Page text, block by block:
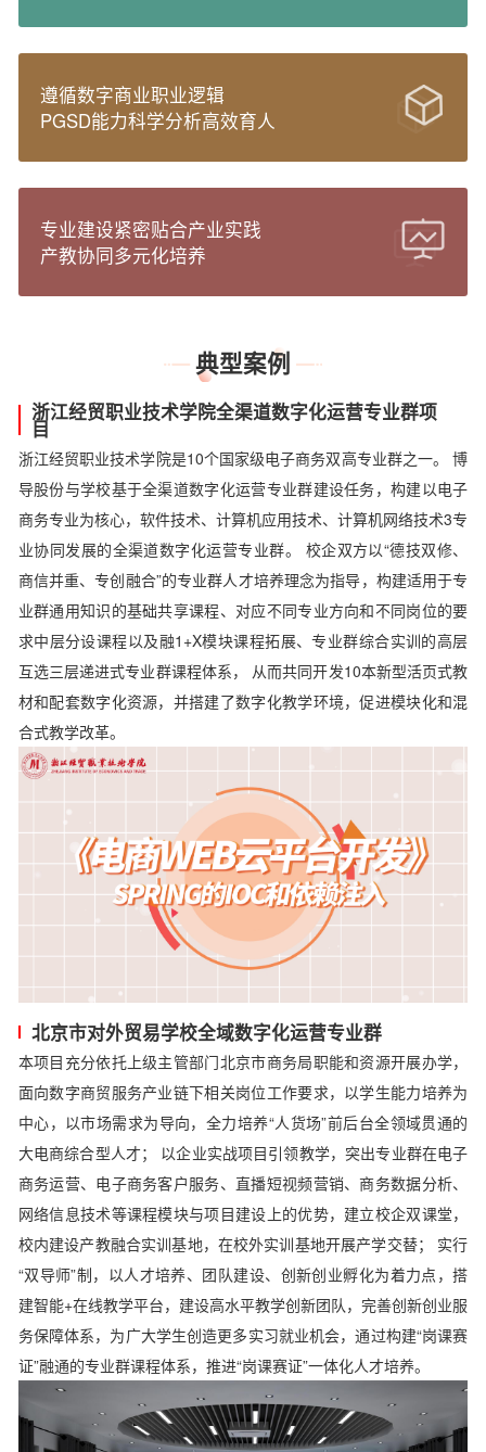
遵循数字商业职业逻辑
PGSD能力科学分析高效育人
专业建设紧密贴合产业实践
产教协同多元化培养
典型案例
浙江经贸职业技术学院全渠道数字化运营专业群项
目
浙江经贸职业技术学院是10个国家级电子商务双高专业群之一。 博
导股份与学校基于全渠道数字化运营专业群建设任务，构建以电子
商务专业为核心，软件技术、计算机应用技术、计算机网络技术3专
业协同发展的全渠道数字化运营专业群。 校企双方以“德技双修、
商信并重、专创融合”的专业群人才培养理念为指导，构建适用于专
业群通用知识的基础共享课程、对应不同专业方向和不同岗位的要
求中层分设课程以及融1+X模块课程拓展、专业群综合实训的高层
互选三层递进式专业群课程体系， 从而共同开发10本新型活页式教
材和配套数字化资源，并搭建了数字化教学环境，促进模块化和混
合式教学改革。
北京市对外贸易学校全域数字化运营专业群
本项目充分依托上级主管部门北京市商务局职能和资源开展办学，
面向数字商贸服务产业链下相关岗位工作要求，以学生能力培养为
中心，以市场需求为导向，全力培养“人货场”前后台全领域贯通的
大电商综合型人才； 以企业实战项目引领教学，突出专业群在电子
商务运营、电子商务客户服务、直播短视频营销、商务数据分析、
网络信息技术等课程模块与项目建设上的优势，建立校企双课堂，
校内建设产教融合实训基地，在校外实训基地开展产学交替； 实行
“双导师”制，以人才培养、团队建设、创新创业孵化为着力点，搭
建智能+在线教学平台，建设高水平教学创新团队，完善创新创业服
务保障体系，为广大学生创造更多实习就业机会，通过构建“岗课赛
证”融通的专业群课程体系，推进“岗课赛证”一体化人才培养。